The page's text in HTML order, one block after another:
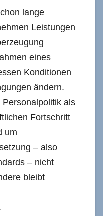
lange
Leistungen
eines
Konditionen
ändern.
als
Fortschritt
um
– also
– nicht
bleibt